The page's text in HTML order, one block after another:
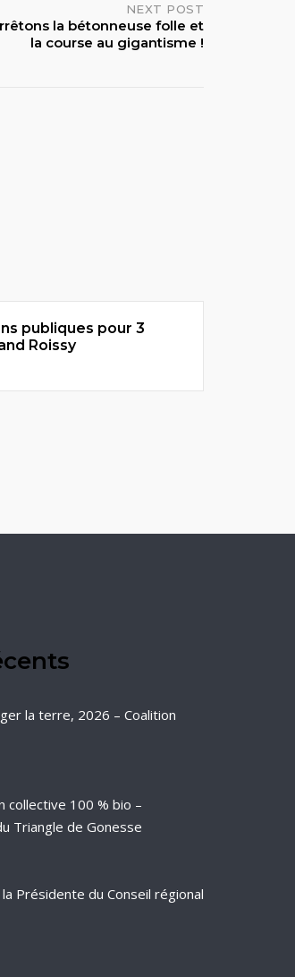
NEXT POST
la bétonneuse folle et
la course au gigantisme !
publiques pour 3
Roissy
la terre, 2026 – Coalition
collective 100 % bio –
Triangle de Gonesse
Présidente du Conseil régional